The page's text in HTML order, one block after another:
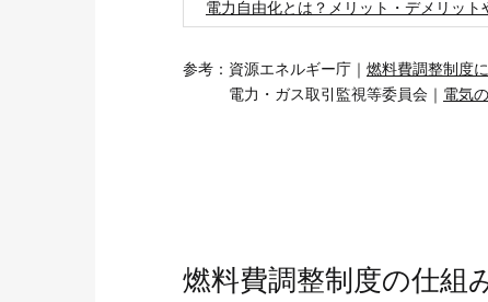
電力自由化とは？メリット・デメリット
参考：資源エネルギー庁｜ 燃料費調整制度
電力・ガス取引監視等委員会｜ 電気
燃料費調整制度の仕組